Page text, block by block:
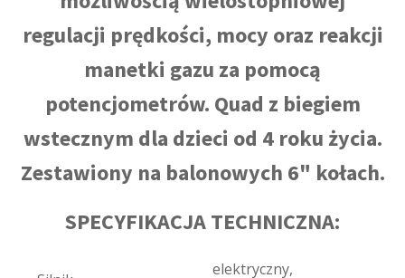
regulacji prędkości, mocy oraz reakcji
manetki gazu za pomocą
potencjometrów. Quad z biegiem
wstecznym dla dzieci od 4 roku życia.
Zestawiony na balonowych 6" kołach.
SPECYFIKACJA TECHNICZNA:
elektryczny,